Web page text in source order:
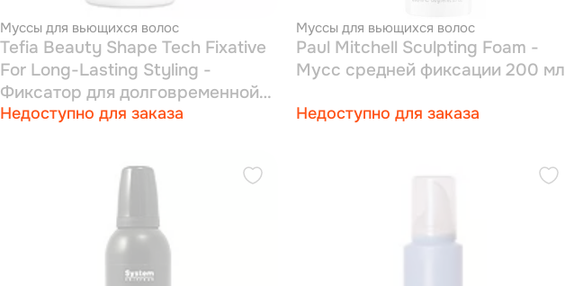
Муссы для вьющихся волос
Tefia Beauty Shape Tech Fixative
For Long-Lasting Styling -
Фиксатор для долговременной
укладки 1000 мл
Недоступно для заказа
Муссы для вьющихся волос
Paul Mitchell Sculpting Foam -
Мусс средней фиксации 200 мл
Недоступно для заказа